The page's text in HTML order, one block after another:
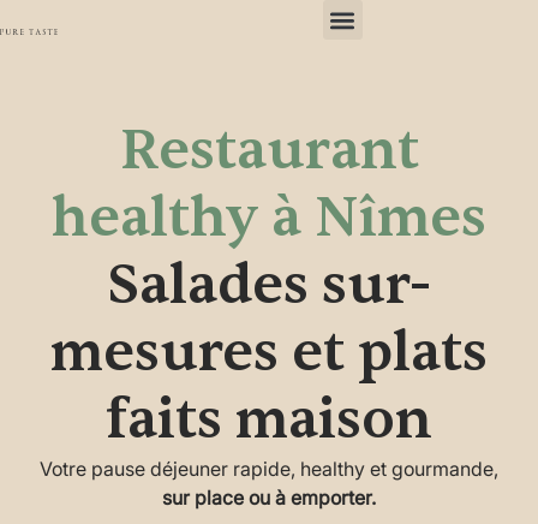
Restaurant
healthy à Nîmes
Salades sur-
mesures et plats
faits maison
Votre pause déjeuner rapide, healthy et gourmande,
sur place ou à emporter.